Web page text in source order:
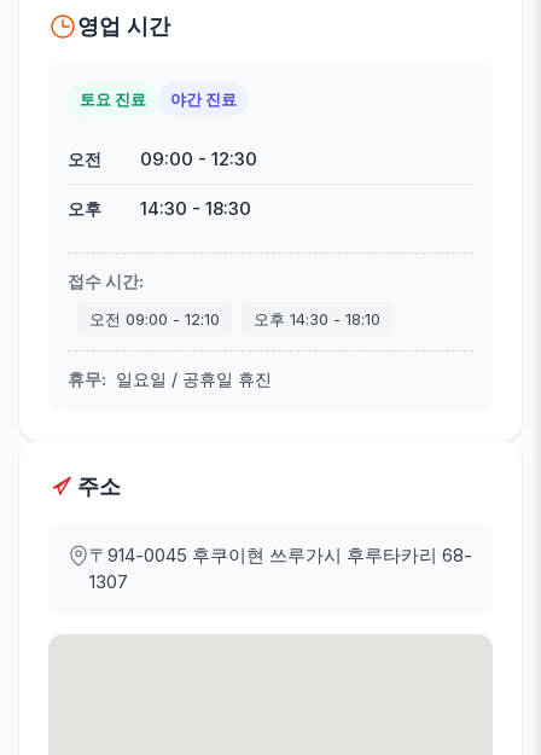
영업 시간
토요 진료 야간 진료
오전 09:00 - 12:30
오후 14:30 - 18:30
접수 시간:
오전 09:00 - 12:10 오후 14:30 - 18:10
휴무: 일요일 / 공휴일 휴진
주소
〒914-0045 후쿠이현 쓰루가시 후루타카리 68-
1307